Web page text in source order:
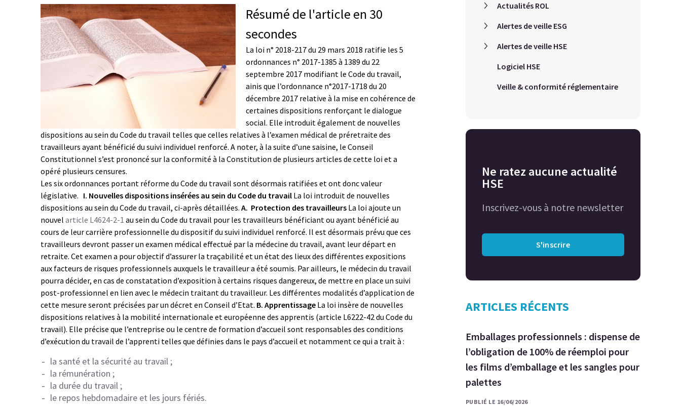
Résumé de l'article en 30
secondes
La loi n° 2018-217 du 29 mars 2018 ratifie les 5
ordonnances n° 2017-1385 à 1389 du 22
septembre 2017 modifiant le Code du travail,
ainis que l’ordonnance n°2017-1718 du 20
décembre 2017 relative à la mise en cohérence de
certaines dispositions renforçant le dialogue
social. Elle introduit également de nouvelles
dispositions au sein du Code du travail telles que celles relatives à l’examen médical de préretraite des
travailleurs ayant bénéficié du suivi individuel renforcé. A noter, à la suite d’une saisine, le Conseil
Constitutionnel s’est prononcé sur la conformité à la Constitution de plusieurs articles de cette loi et a
opéré plusieurs censures.
Les six ordonnances portant réforme du Code du travail sont désormais ratifiées et ont donc valeur
législative. I. Nouvelles dispositions insérées au sein du Code du travail La loi introduit de nouvelles
dispositions au sein du Code du travail, ci-après détaillées. A. Protection des travailleurs La loi ajoute un
nouvel article L4624-2-1 au sein du Code du travail pour les travailleurs bénéficiant ou ayant bénéficié au
cours de leur carrière professionnelle du dispositif du suivi individuel renforcé. Il est désormais prévu que ces
travailleurs devront passer un examen médical effectué par la médecine du travail, avant leur départ en
retraite. Cet examen a pour objectif d’assurer la traçabilité et un état des lieux des différentes expositions
aux facteurs de risques professionnels auxquels le travailleur a été soumis. Par ailleurs, le médecin du travail
pourra décider, en cas de constatation d’exposition à certains risques dangereux, de mettre en place un suivi
post-professionnel en lien avec le médecin traitant du travailleur. Les différentes modalités d’application de
cette mesure seront précisées par un décret en Conseil d’Etat. B. Apprentissage La loi insère de nouvelles
dispositions relatives à la mobilité internationale et européenne des apprentis (article L6222-42 du Code du
travail). Elle précise que l’entreprise ou le centre de formation d’accueil sont responsables des conditions
d’exécution du travail de l’apprenti telles que définies dans le pays d’accueil et notamment ce qui a trait à :
la santé et la sécurité au travail ;
la rémunération ;
la durée du travail ;
le repos hebdomadaire et les jours fériés.
Actualités ROL
Alertes de veille ESG
Alertes de veille HSE
Logiciel HSE
Veille & conformité réglementaire
Ne ratez aucune actualité
HSE
Inscrivez-vous à notre newsletter
S'inscrire
ARTICLES RÉCENTS
Emballages professionnels : dispense de
l’obligation de 100% de réemploi pour
les films d’emballage et les sangles pour
palettes
PUBLIÉ LE 16/06/2026